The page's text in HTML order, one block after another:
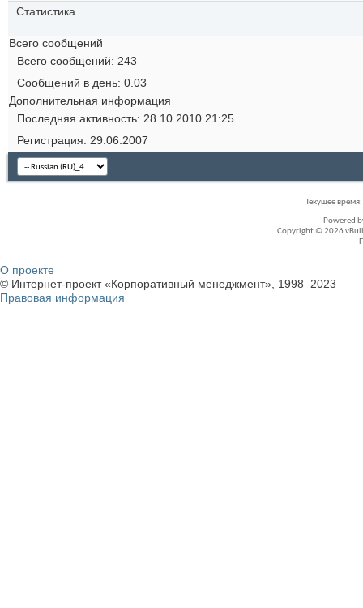
Статистика
Всего сообщений
Всего сообщений
243
Сообщений в день 0.03
Дополнительная информация
Последняя активность 28.10.2010 21:25
Регистрация
29.06.2007
Текущее время:
Powered
Copyright © 2026
О проекте
© Интернет-проект «Корпоративный менеджмент», 1998–2023
Правовая информация